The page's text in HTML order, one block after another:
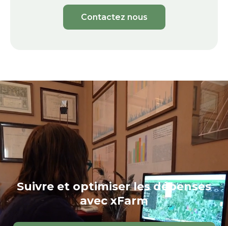
Contactez nous
Suivre et optimiser les dépenses
avec xFarm